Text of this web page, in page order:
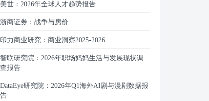
美世： 2026年全球人才趋势报告
浙商证券： 战争与房价
印力商业研究： 商业洞察2025-2026
智联研究院： 2026年职场妈妈生活与发展现状调
查报告
DataEye研究院： 2026年Q1海外AI剧与漫剧数据报
告